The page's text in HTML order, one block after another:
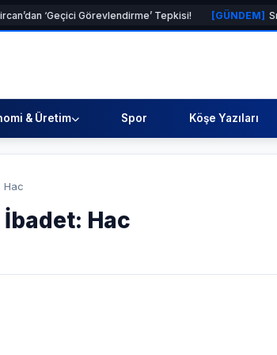
Görevlendirme’ Tepkisi! [GÜNDEM] Sıcak
& Üretim Spor Köşe Yazıları
Hac
İbadet: Hac